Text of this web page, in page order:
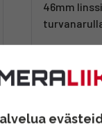
46mm
12,90 €
Toimitus 4